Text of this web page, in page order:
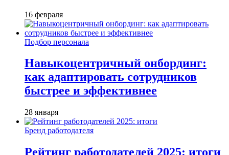
16 февраля
Подбор персонала
Навыкоцентричный онбординг:
как адаптировать сотрудников
быстрее и эффективнее
28 января
Бренд работодателя
Рейтинг работодателей 2025: итоги